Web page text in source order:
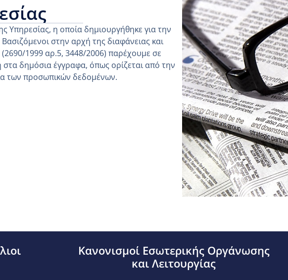
Υπηρεσίας, η οποία δημιουργήθηκε για την
στην αρχή της διαφάνειας και
(2690/1999 αρ.5, 3448/2006) παρέχουμε σε
δημόσια έγγραφα, όπως ορίζεται από την
των προσωπικών δεδομένων.
Κανονισμοί Εσωτερικής Οργάνωσης
και Λειτουργίας